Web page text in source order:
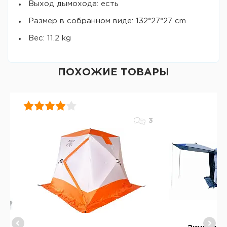
Выход дымохода: есть
Размер в собранном виде: 132*27*27 cm
Вес: 11.2 kg
ПОХОЖИЕ ТОВАРЫ
3